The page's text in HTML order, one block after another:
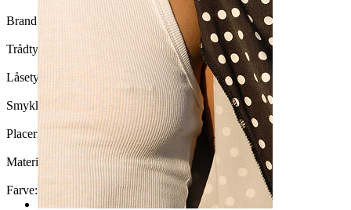
Brand: Bodymod Premium
Trådtykkelse: 1,2 mm
Låsetype:
Smykketype: Labret, Flatback
Placering: Øreflip, Helix, Conch, Forward helix, Læbe
Materiale:
Farve: